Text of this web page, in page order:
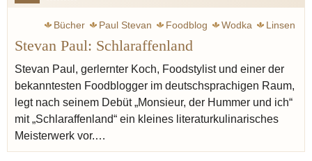
Bücher Paul Stevan Foodblog Wodka
Linsen
Liebe
Realität Botschaft
Stevan Paul: Schlaraffenland
Stevan Paul, gerlernter Koch, Foodstylist und einer der
bekanntesten Foodblogger im deutschsprachigen Raum,
legt nach seinem Debüt „Monsieur, der Hummer und ich“
mit „Schlaraffenland“ ein kleines literaturkulinarisches
Meisterwerk vor.…